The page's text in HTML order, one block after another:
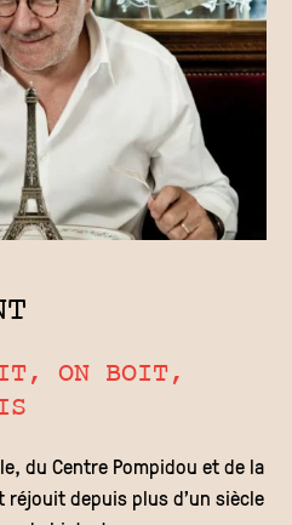
ON BOIT,
du Centre Pompidou et de la
depuis plus d’un siècle